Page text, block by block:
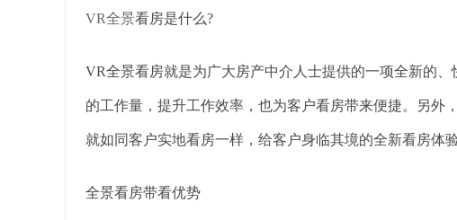
VR全景看房是什么?
VR全景看房就是为广大房产中介人士提供的一项全新的
的工作量，提升工作效率，也为客户看房带来便捷。另外
就如同客户实地看房一样，给客户身临其境的全新看房体验
全景看房带看优势